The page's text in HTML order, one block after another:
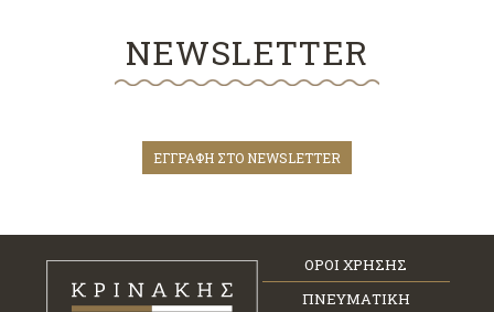
NEWSLETTER
ΕΓΓΡΑΦΗ ΣΤΟ NEWSLETTER
ΟΡΟΙ ΧΡΗΣΗΣ
ΠΝΕΥΜΑΤΙΚΗ